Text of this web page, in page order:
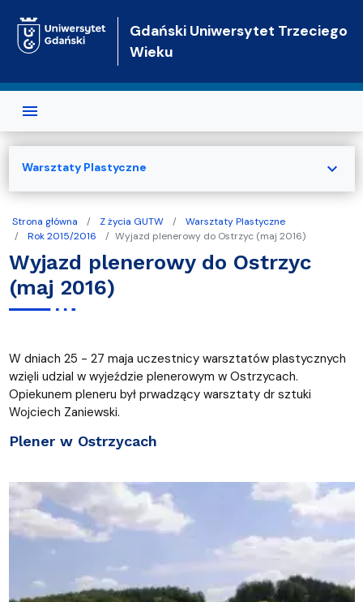
Gdański Uniwersytet Trzeciego
Wieku
Strona główna Z życia GUTW
Warsztaty Plastyczne
Rok 2015/2016
Wyjazd plenerowy do Ostrzyc (maj 2016)
Wyjazd plenerowy do Ostrzyc
(maj 2016)
W dniach 25 - 27 maja uczestnicy warsztatów plastycznych
wzięli udzial w wyjeździe plenerowym w Ostrzycach.
Opiekunem pleneru był prwadzący warsztaty dr sztuki
Wojciech Zaniewski.
Plener w Ostrzycach
Warsztaty Plastyczne expand_more